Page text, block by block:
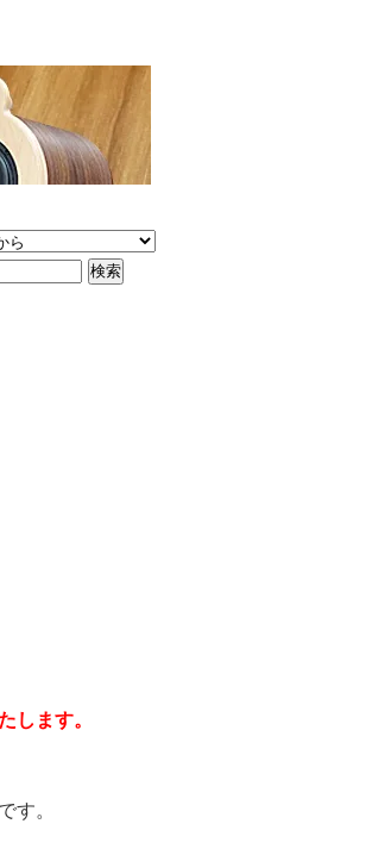
します。
す。